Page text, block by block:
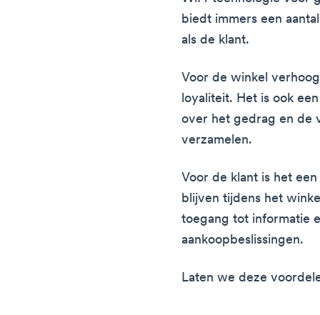
biedt immers een
als de klant.
Voor de winkel
loyaliteit. Het is ook
over het gedrag en de
verzamelen.
Voor de klant is het
blijven tijdens het
toegang tot informatie
aankoopbeslissingen.
Laten we deze